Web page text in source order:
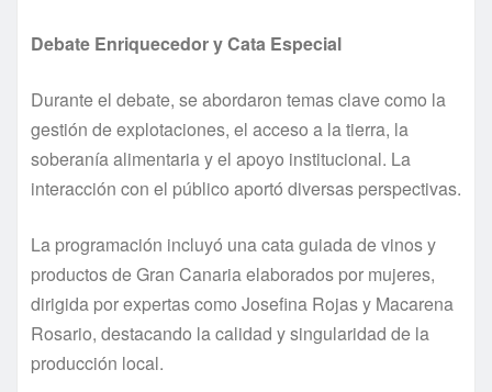
Debate Enriquecedor y Cata Especial
Durante el debate, se abordaron temas clave como la
gestión de explotaciones, el acceso a la tierra, la
soberanía alimentaria y el apoyo institucional. La
interacción con el público aportó diversas perspectivas.
La programación incluyó una cata guiada de vinos y
productos de Gran Canaria elaborados por mujeres,
dirigida por expertas como Josefina Rojas y Macarena
Rosario, destacando la calidad y singularidad de la
producción local.